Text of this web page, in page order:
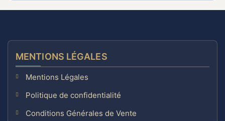
MENTIONS LÉGALES
Mentions Légales
Politique de confidentialité
Conditions Générales de Vente